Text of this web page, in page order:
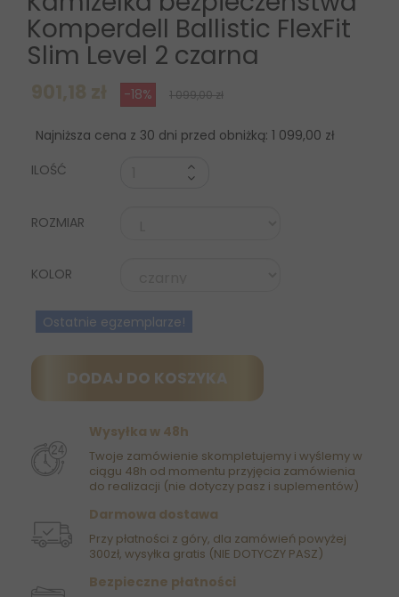
Komperdell Ballistic FlexFit
Slim Level 2 czarna
-18% 1 099,00 zł
Najniższa cena z 30 dni przed obniżką: 1 099,00 zł
ILOŚĆ
ROZMIAR
KOLOR
Ostatnie egzemplarze!
DODAJ DO KOSZYKA
Wysyłka w 48h
Twoje zamówienie skompletujemy i wyślemy w
ciągu 48h od momentu przyjęcia zamówienia
do realizacji (nie dotyczy pasz i suplementów)
Darmowa dostawa
Przy płatności z góry, dla zamówień powyżej
300zł, wysyłka gratis (NIE DOTYCZY PASZ)
Bezpieczne płatności